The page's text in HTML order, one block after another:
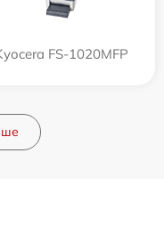
FS-1020MFP